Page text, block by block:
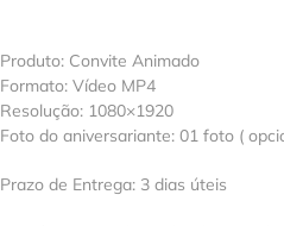
Produto: Convite Animado
Formato: Vídeo MP4
Resolução: 1080×1920
Foto do aniversariante: 01 foto (
Prazo de Entrega: 3 dias úteis